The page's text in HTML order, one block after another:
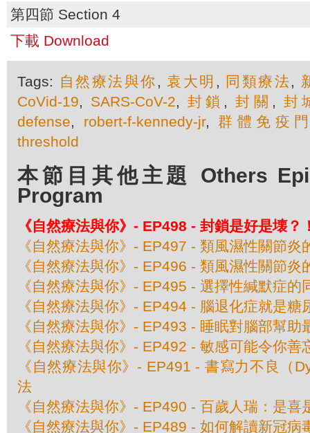
第四節 Section 4
下載 Download
Tags: 自然療法與你 , 袁大明 , 同類療法,
CoVid-19, SARS-CoV-2,封鎖 ,封關 , 封
defense, robert-f-kennedy-jr, 群體免疫
threshold
本節目其他主題 Others
Program
《自然療法與你》- EP498 - 封鎖是好是壊？
《自然療法與你》- EP497 - 類風濕性關節炎
《自然療法與你》- EP496 - 類風濕性關節炎
《自然療法與你》- EP495 - 選擇性緘默症的
《自然療法與你》- EP494 - 腦退化症就是糖
《自然療法與你》- EP493 - 睡眠對腦部幫助
《自然療法與你》- EP492 - 敏感可能令你善
《自然療法與你》- EP491 - 書寫力不良（
法
《自然療法與你》- EP490 - 百歲人瑞：是喜
《自然療法與你》- EP489 - 如何解讀新冠病